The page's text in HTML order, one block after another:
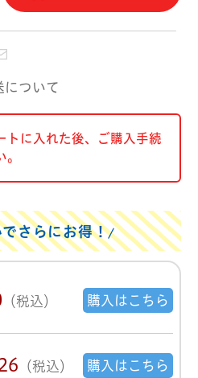
について
に入れた後、ご購入手続
さらにお得！
（税込） 購入はこちら
（税込）
購入はこちら